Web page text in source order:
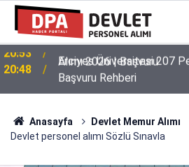
20:48
Erciyes Üniversitesi 207
Başvuru Rehberi
Anasayfa Devlet Memur Alımı
Devlet personel alımı Sözlü Sınavla